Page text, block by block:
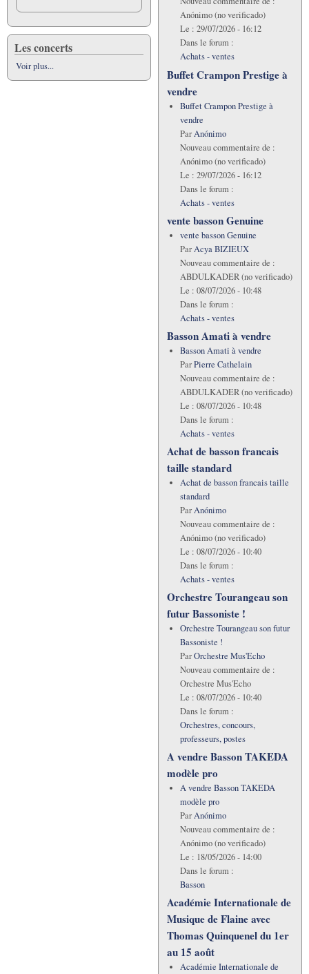
Les concerts
Voir plus...
Anónimo (no verificado)
Le : 29/07/2026 - 16:12
Dans le forum :
Achats - ventes
Buffet Crampon Prestige à
vendre
Buffet Crampon Prestige à
vendre
ParAnónimo
Nouveau commentaire de :
Anónimo (no verificado)
Le : 29/07/2026 - 16:12
Dans le forum :
Achats - ventes
vente basson Genuine
vente basson Genuine
ParAcya BIZIEUX
Nouveau commentaire de :
ABDULKADER (no verificado)
Le : 08/07/2026 - 10:48
Dans le forum :
Achats - ventes
Basson Amati à vendre
Basson Amati à vendre
ParPierre Cathelain
Nouveau commentaire de :
ABDULKADER (no verificado)
Le : 08/07/2026 - 10:48
Dans le forum :
Achats - ventes
Achat de basson francais
taille standard
Achat de basson francais taille
standard
ParAnónimo
Nouveau commentaire de :
Anónimo (no verificado)
Le : 08/07/2026 - 10:40
Dans le forum :
Achats - ventes
Orchestre Tourangeau son
futur Bassoniste !
Orchestre Tourangeau son futur
Bassoniste !
ParOrchestre Mus'Echo
Nouveau commentaire de :
Orchestre Mus'Echo
Le : 08/07/2026 - 10:40
Dans le forum :
Orchestres, concours,
professeurs, postes
A vendre Basson TAKEDA
modèle pro
A vendre Basson TAKEDA
modèle pro
ParAnónimo
Nouveau commentaire de :
Anónimo (no verificado)
Le : 18/05/2026 - 14:00
Dans le forum :
Basson
Académie Internationale de
Musique de Flaine avec
Thomas Quinquenel du 1er
au 15 août
Académie Internationale de